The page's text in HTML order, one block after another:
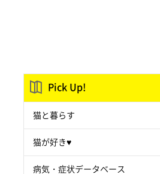
Pick Up!
猫と暮らす
猫が好き♥
病気・症状データベース